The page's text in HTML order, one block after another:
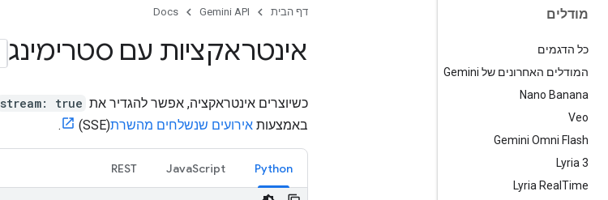
מודלים
כל הדגמים
המודלים האחרונים של Gemini
Nano Banana
Veo
Gemini Omni Flash
Lyria 3
Lyria Real Time
דף הבית Gemini API
Docs
אינטראקציות עם סטרימינג
כשיוצרים אינטראקציה, אפשר להגדיר את stream: true
באמצעות אירועים שנשלחים מהשרת(SSE).
Python
JavaScript
REST